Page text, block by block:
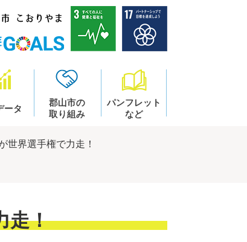
ータ
郡山市の
取り組み
パンフレット
など
世界選手権で力走！
走！